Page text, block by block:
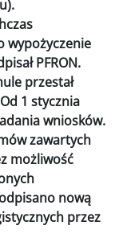
wypożyczenie
PFRON.
przestał
1 stycznia
wniosków.
zawartych
możliwość
nową
przez